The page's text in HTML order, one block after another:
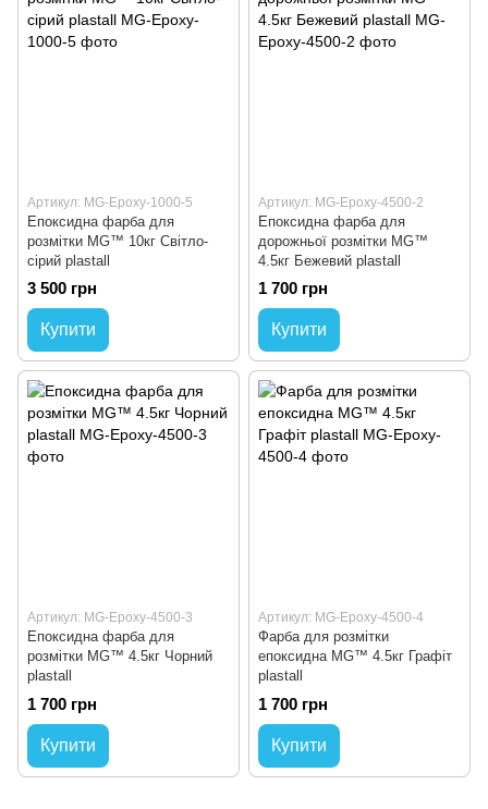
Артикул: MG-Epoxy-1000-5
Епоксидна фарба для
розмітки MG™ 10кг Світло-
сірий plastall
3 500 грн
Купити
Артикул: MG-Epoxy-4500-2
Епоксидна фарба для
дорожньої розмітки MG™
4.5кг Бежевий plastall
1 700 грн
Купити
Артикул: MG-Epoxy-4500-3
Епоксидна фарба для
розмітки MG™ 4.5кг Чорний
plastall
1 700 грн
Купити
Артикул: MG-Epoxy-4500-4
Фарба для розмітки
епоксидна MG™ 4.5кг Графіт
plastall
1 700 грн
Купити